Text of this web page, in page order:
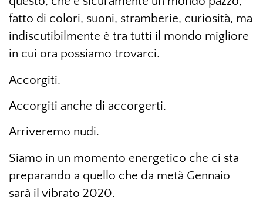
fatto di colori, suoni, stramberie, curiosità, ma
indiscutibilmente è tra tutti il mondo migliore
in cui ora possiamo trovarci.
Accorgiti.
Accorgiti anche di accorgerti.
Arriveremo nudi.
Siamo in un momento energetico che ci sta
preparando a quello che da metà Gennaio
sarà il vibrato 2020.